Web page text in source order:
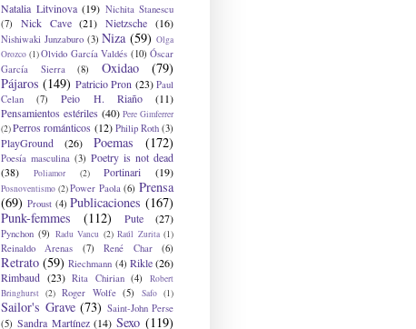
Natalia Litvinova (19) Nichita Stanescu
(7)
Nick Cave (21) Nietzsche (16)
Nishiwaki Junzaburo (3) Niza (59) Olga
Orozco (1)Olvido García Valdés (10) Óscar
García Sierra
(8) Oxidao
(79)
Pájaros (149) Patricio Pron (23) Paul
Celan
(7) Peio H. Riaño
(11)
Pensamientos estériles (40) Pere Gimferrer
(2)Perros románticos (12) Philip Roth (3)
PlayGround (26) Poemas (172)
Poesía masculina (3) Poetry is not dead
(38)
Poliamor (2) Portinari (19)
Posnoventismo (2) Power Paola (6) Prensa
(69) Proust (4) Publicaciones (167)
Punk-femmes
(112) Pute (27)
Pynchon (9) Radu Vancu (2) Raúl Zurita (1)
Reinaldo Arenas (7) René Char (6)
Retrato (59) Riechmann (4) Rikle (26)
Rimbaud (23) Rita Chirian (4)
Robert
Bringhurst (2) Roger Wolfe (5) Safo (1)
Sailor's Grave (73) Saint-John Perse
(5) Sandra Martínez (14) Sexo (119)